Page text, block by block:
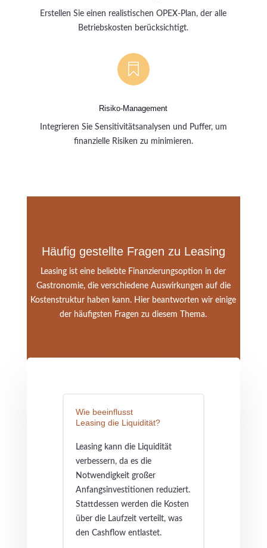
Erstellen Sie einen realistischen OPEX-Plan, der alle
Betriebskosten berücksichtigt.

Risiko-Management
Integrieren Sie Sensitivitätsanalysen und Puffer, um
finanzielle Risiken zu minimieren.
Häufig gestellte Fragen zu Leasing
Leasing ist eine beliebte Finanzierungsoption in der
Gastronomie, die verschiedene Auswirkungen auf die
Kostenstruktur haben kann. Hier beantworten wir einige
der häufigsten Fragen zu diesem Thema.
Wie beeinflusst
Leasing die Liquidität?
Leasing kann die Liquidität
verbessern, da es die
Notwendigkeit großer
Anfangsinvestitionen reduziert.
Stattdessen werden die Kosten
über die Laufzeit verteilt, was
den Cashflow entlastet.